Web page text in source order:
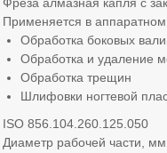
Применяется в
Обработка боковых
Обработка и удаление
Обработка трещин
Шлифовки ногтевой
ISO 856.104.260.125.050
Диаметр рабочей части,